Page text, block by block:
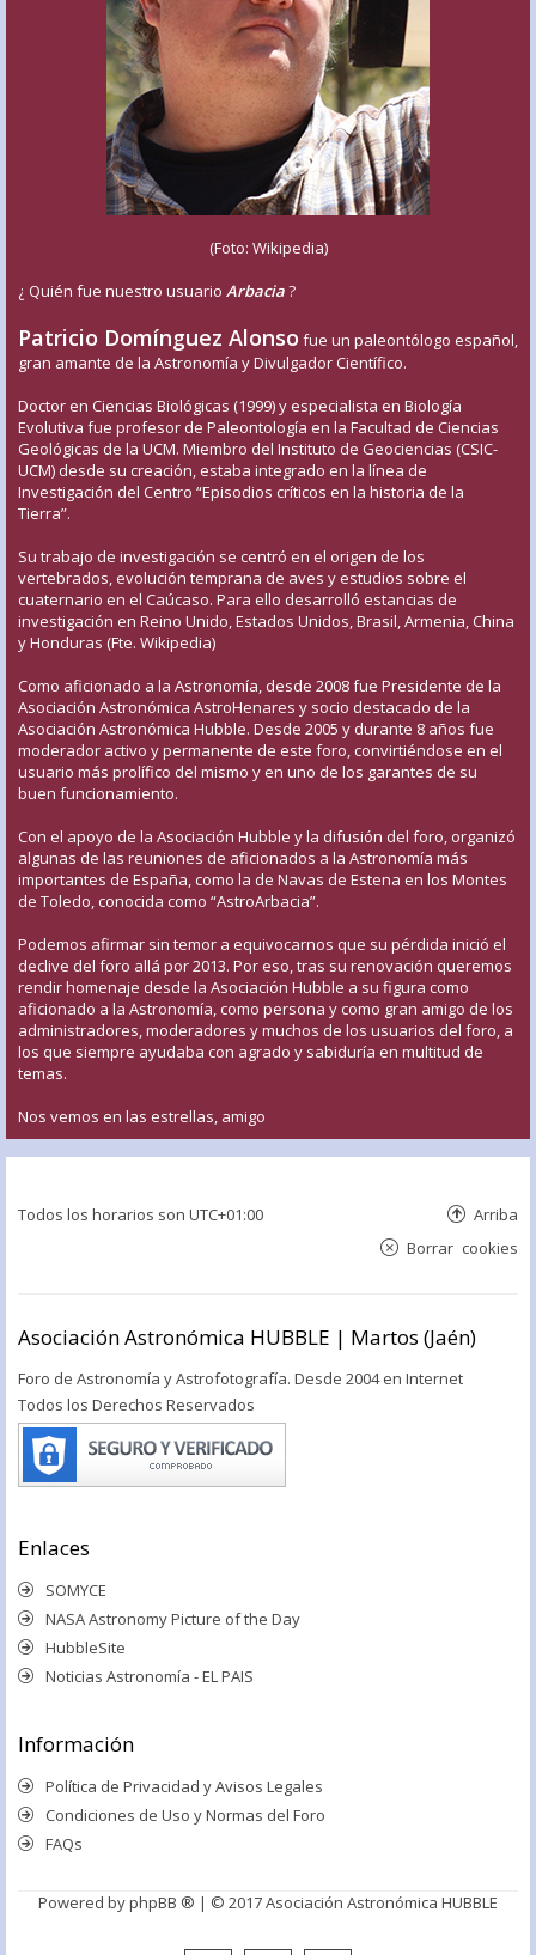
(Foto: Wikipedia)
¿ Quién fue nuestro usuario Arbacia?
Patricio Domínguez Alonso fue un paleontólogo español,
gran amante de la Astronomía y Divulgador Científico.
Doctor en Ciencias Biológicas (1999) y especialista en Biología
Evolutiva fue profesor de Paleontología en la Facultad de Ciencias
Geológicas de la UCM. Miembro del Instituto de Geociencias (CSIC-
UCM) desde su creación, estaba integrado en la línea de
Investigación del Centro “Episodios críticos en la historia de la
Tierra”.
Su trabajo de investigación se centró en el origen de los
vertebrados, evolución temprana de aves y estudios sobre el
cuaternario en el Caúcaso. Para ello desarrolló estancias de
investigación en Reino Unido, Estados Unidos, Brasil, Armenia, China
y Honduras (Fte. Wikipedia)
Como aficionado a la Astronomía, desde 2008 fue Presidente de la
Asociación Astronómica AstroHenares y socio destacado de la
Asociación Astronómica Hubble. Desde 2005 y durante 8 años fue
moderador activo y permanente de este foro, convirtiéndose en el
usuario más prolífico del mismo y en uno de los garantes de su
buen funcionamiento.
Con el apoyo de la Asociación Hubble y la difusión del foro, organizó
algunas de las reuniones de aficionados a la Astronomía más
importantes de España, como la de Navas de Estena en los Montes
de Toledo, conocida como “AstroArbacia”.
Podemos afirmar sin temor a equivocarnos que su pérdida inició el
declive del foro allá por 2013. Por eso, tras su renovación queremos
rendir homenaje desde la Asociación Hubble a su figura como
aficionado a la Astronomía, como persona y como gran amigo de los
administradores, moderadores y muchos de los usuarios del foro, a
los que siempre ayudaba con agrado y sabiduría en multitud de
temas.
Nos vemos en las estrellas, amigo
Todos los horarios son UTC+01:00 Arriba
Borrar cookies
Asociación Astronómica HUBBLE | Martos (Jaén)
Foro de Astronomía y Astrofotografía. Desde 2004 en Internet
Todos los Derechos Reservados
Enlaces
SOMYCE
NASA Astronomy Picture of the Day
HubbleSite
Noticias Astronomía - EL PAIS
Información
Política de Privacidad y Avisos Legales
Condiciones de Uso y Normas del Foro
FAQs
Powered byphpBB ® | © 2017 Asociación Astronómica HUBBLE